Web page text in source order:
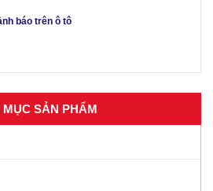
báo trên ô tô
MỤC SẢN PHẨM